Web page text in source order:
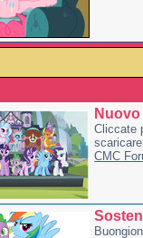
Cliccate
CMC